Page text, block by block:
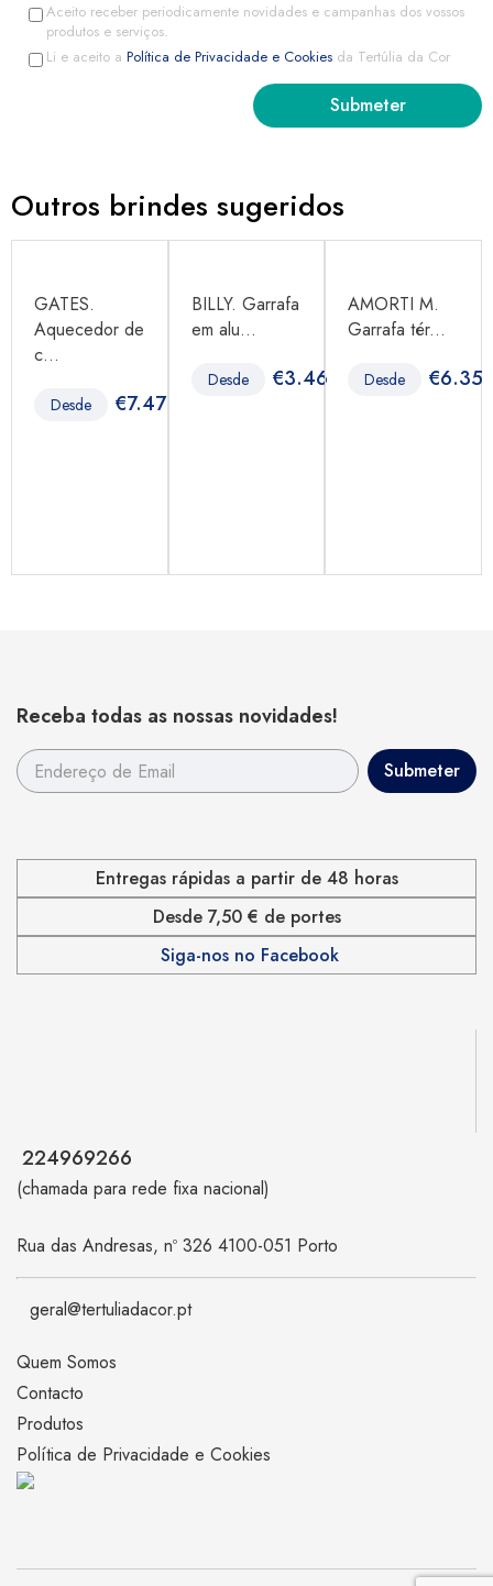
Aceito receber periodicamente novidades e campanhas dos vossos
produtos e serviços.
Li e aceito a Política de Privacidade e Cookies da Tertúlia da Cor
Outros brindes sugeridos
GATES.
Aquecedor de
c...
Desde €7.47
BILLY. Garrafa
em alu...
Desde €3.46
AMORTI M.
Garrafa tér...
Desde €6.35
Receba todas as nossas novidades!
Entregas rápidas a partir de 48 horas
Desde 7,50 € de portes
Siga-nos no Facebook
224969266
(chamada para rede fixa nacional)
Rua das Andresas, nº 326 4100-051 Porto
geral@tertuliadacor.pt
Quem Somos
Contacto
Produtos
Política de Privacidade e Cookies